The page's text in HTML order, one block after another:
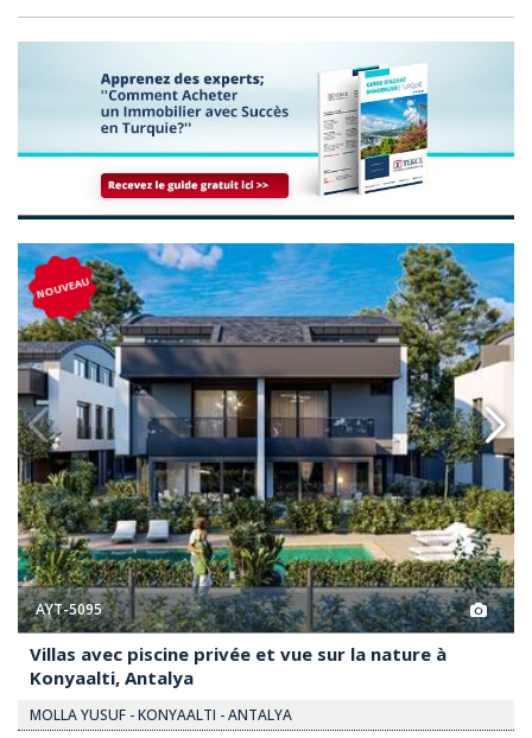
Vue Sur La Nature À Konyaalti, Antalya 2 Villas Avec Piscine Privée Et
NOUVEAU
AYT-5095
Villas avec piscine privée et vue sur la nature à
Konyaalti, Antalya
MOLLA YUSUF - KONYAALTI - ANTALYA